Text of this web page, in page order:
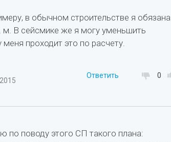
в обычном строительстве я обязана
м. В сейсмике же я могу уменьшить
меня проходит это по расчету.
Ответить 0
по поводу этого СП такого плана: